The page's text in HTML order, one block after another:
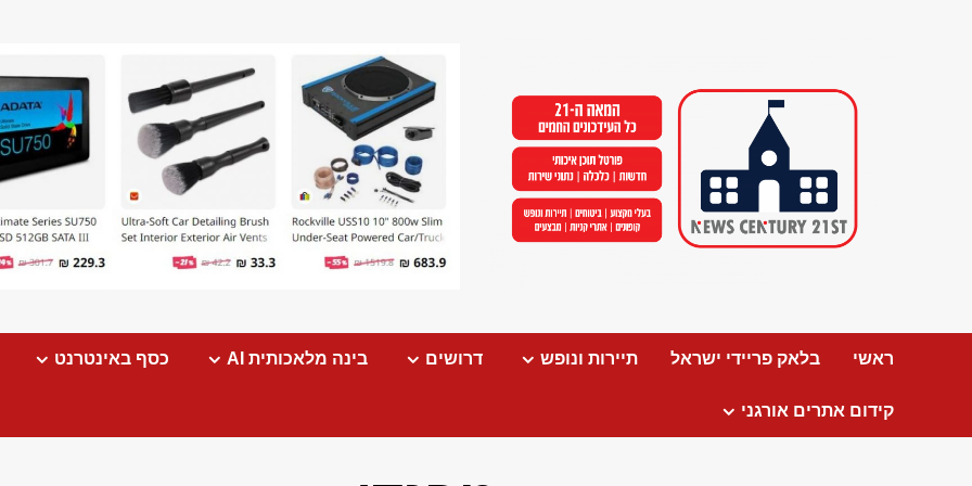
ראשי בלאק פריידי ישראל תיירות ונופש דרושים בינה מלאכותית AI כסף באינטרנט
קידום אתרים אורגני